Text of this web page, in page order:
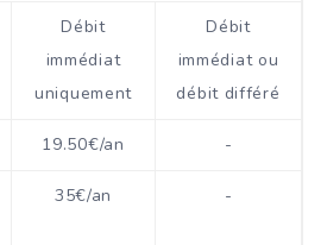
Débit
immédiat
uniquement
Débit
immédiat ou
débit différé
19.50€/an -
35€/an -